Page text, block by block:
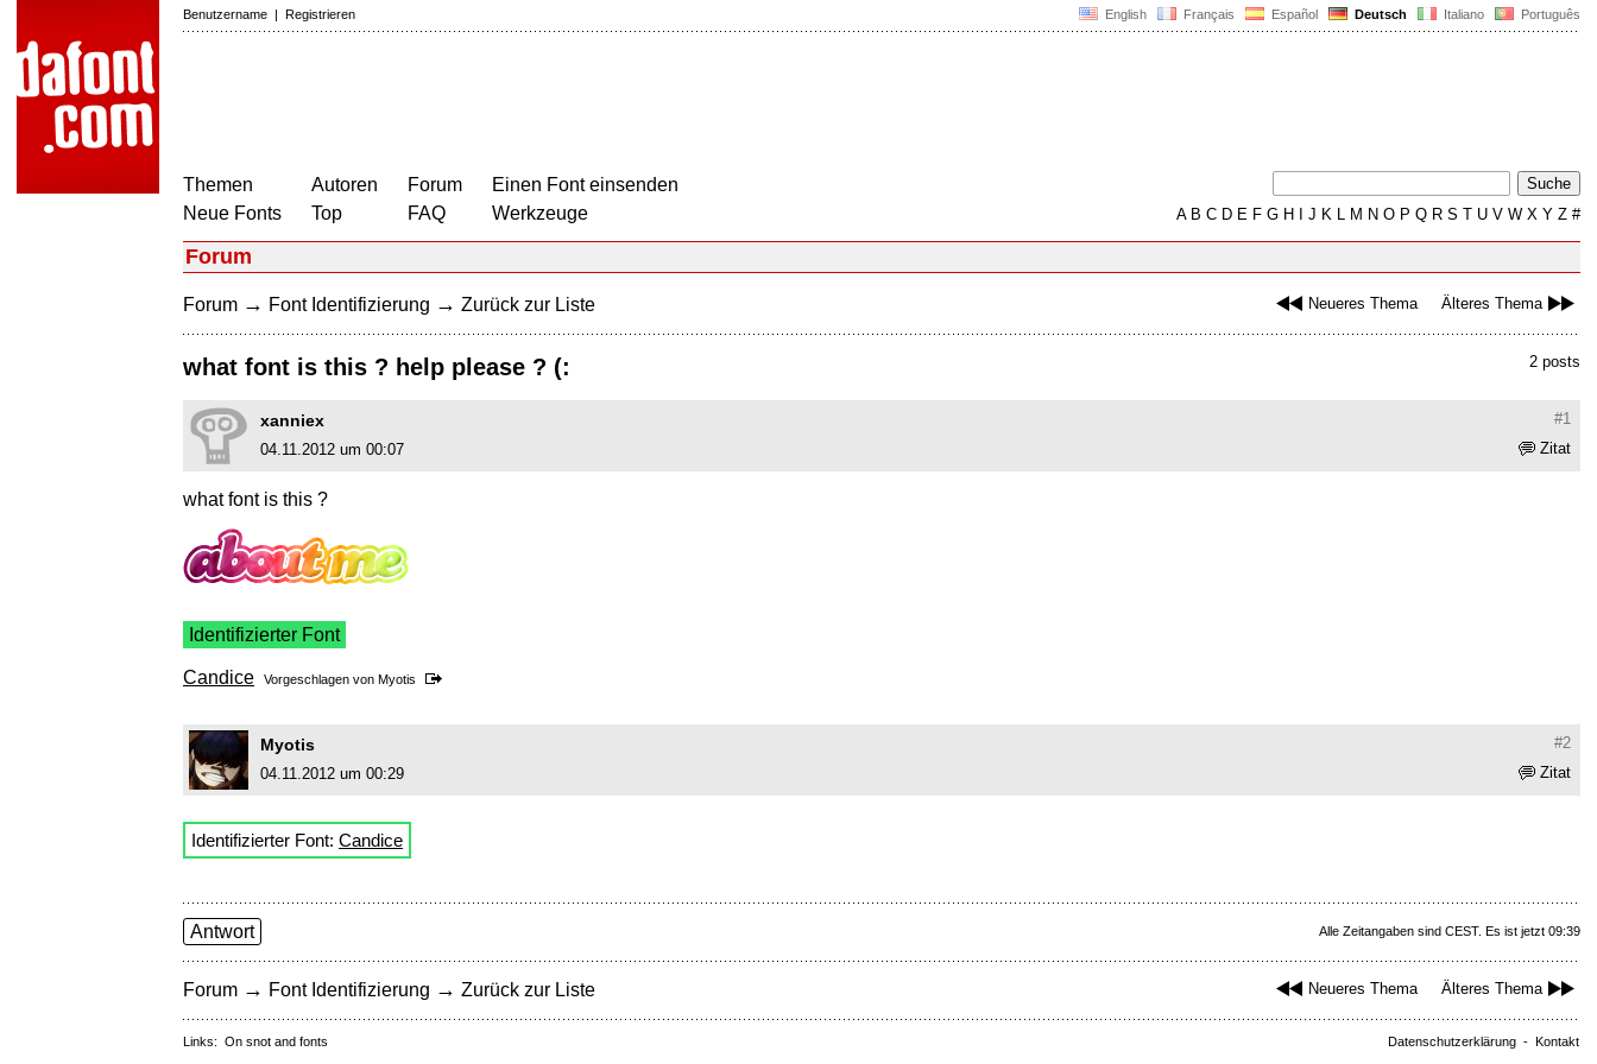
English Français Español Deutsch Italiano Português
Benutzername | Registrieren
Themen
Neue Fonts
Autoren
Top
Forum
FAQ
Einen Font einsenden
Werkzeuge
AB C D E F G H J K L M N O P Q R S T U V W X Y Z #
Forum
Neueres Thema Älteres Thema
Forum → Font Identifizierung → Zurück zur Liste
2 posts
what font is this ? help please ? (:
#1
xanniex
Zitat
04.11.2012 um 00:07
what font is this ?
Identifizierter Font
Candice Vorgeschlagen von Myotis
#2
Myotis
Zitat
04.11.2012 um 00:29
Identifizierter Font: Candice
Alle Zeitangaben sind CEST. Es ist jetzt 09:39
Antwort
Neueres Thema Älteres Thema
Forum → Font Identifizierung → Zurück zur Liste
Datenschutzerklärung - Kontakt
Links: On snot and fonts